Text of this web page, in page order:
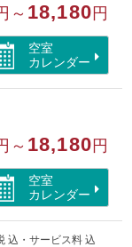
部屋/洗浄機
～ 18,180 円
空室
カレンダー
～ 18,180 円
空室
カレンダー
込・サービス料 込